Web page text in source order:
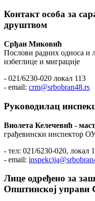
Контакт особа за
друштвом
Срђан Миковић
Послови радних односа и
избеглице и миграције
- 021/6230-020 локал 113
- email: crm@srbobran48.rs
Руководилац
Виолета Келечевић -
грађевински инспектор
- тел: 021/6230-020, локал
- email:
Лице одређено за
Општинској управи